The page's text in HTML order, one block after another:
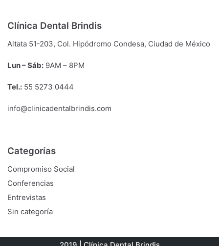
Clínica Dental Brindis
Altata 51-203, Col. Hipódromo Condesa, Ciudad de México
Lun – Sáb: 9AM – 8PM
Tel.: 55 5273 0444
info@clinicadentalbrindis.com
Categorías
Compromiso Social
Conferencias
Entrevistas
Sin categoría